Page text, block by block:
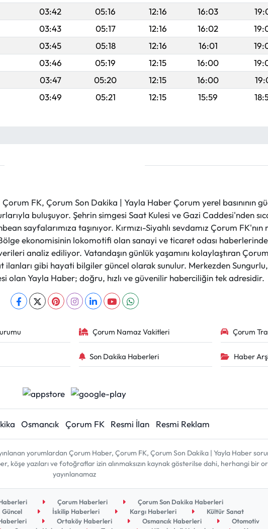
03:42 05:16 12:16 16:03
03:43 05:17 12:16 16:02
03:45 05:18 12:16 16:01
03:46 05:19 12:15 16:00
03:47 05:20 12:15 16:00
03:49 05:21 12:15 15:59
FK, Çorum Son Dakika | Yayla Haber Çorum yerel basınının
buluşuyor. Şehrin simgesi Saat Kulesi ve Gazi Caddesi'nden
sayfalarımıza taşınıyor. Kırmızı-Siyahlı sevdamız Çorum
ekonomisinin lokomotifi olan sanayi ve ticaret odası
analiz ediliyor. Vatandaşın günlük yaşamını kolaylaştıran
gibi hayati bilgiler güncel olarak sunulur. Merkezden Sungurlu,
olan Yayla Haber; doğru, hızlı ve güvenilir haberciliğin tek adresidir.
Çorum Namaz Vakitleri Çorum
Son Dakika Haberleri Haber
Osmancık Çorum FK Resmi İlan Resmi Reklam
yorumlardan Çorum Haber, Çorum FK, Çorum Son Dakika | Yayla Haber
köşe yazıları ve fotoğraflar izin alınmaksızın kaynak gösterilse dahi, herhangi bir
yayınlanamaz
Çorum Haberleri
Çorum Son Dakika Haberleri
Güncel İskilip Haberleri Kargı Haberleri
Kültür Sanat
Ortaköy Haberleri Osmancık Haberleri
Otomotiv